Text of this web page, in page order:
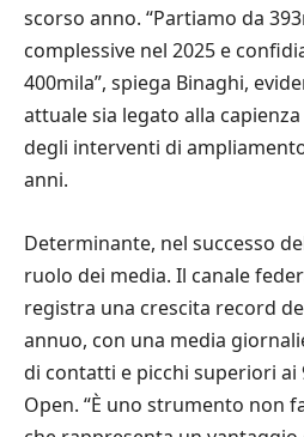
scorso anno. “Partiamo da
complessive nel 2025 e
400mila”, spiega Binaghi,
attuale sia legato alla
degli interventi di
anni.
Determinante, nel successo
ruolo dei media. Il canale
registra una crescita record
annuo, con una media
di contatti e picchi superiori ai
Open. “È uno strumento non